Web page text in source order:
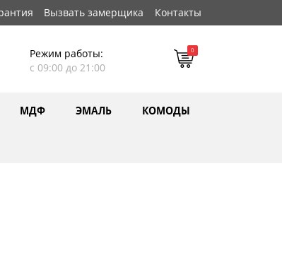
Вызвать замерщика Контакты
Режим работы:
с 09:00 до 21:00
0
МДФ ЭМАЛЬ КОМОДЫ